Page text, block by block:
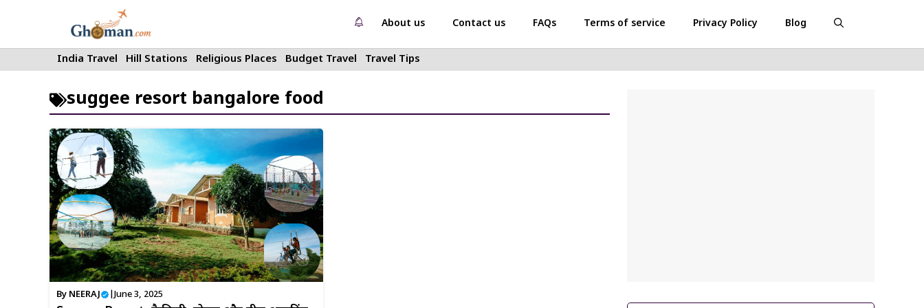
About us Contact us FAQs Terms of service Privacy Policy Blog
India Travel Hill Stations Religious Places Budget Travel Travel Tips
suggee resort bangalore food
By NEERAJ June 3, 2025